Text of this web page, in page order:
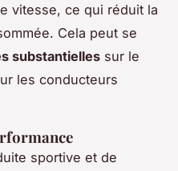
vitesse, ce qui réduit la
Cela peut se
substantielles sur le
les conducteurs
sportive et de